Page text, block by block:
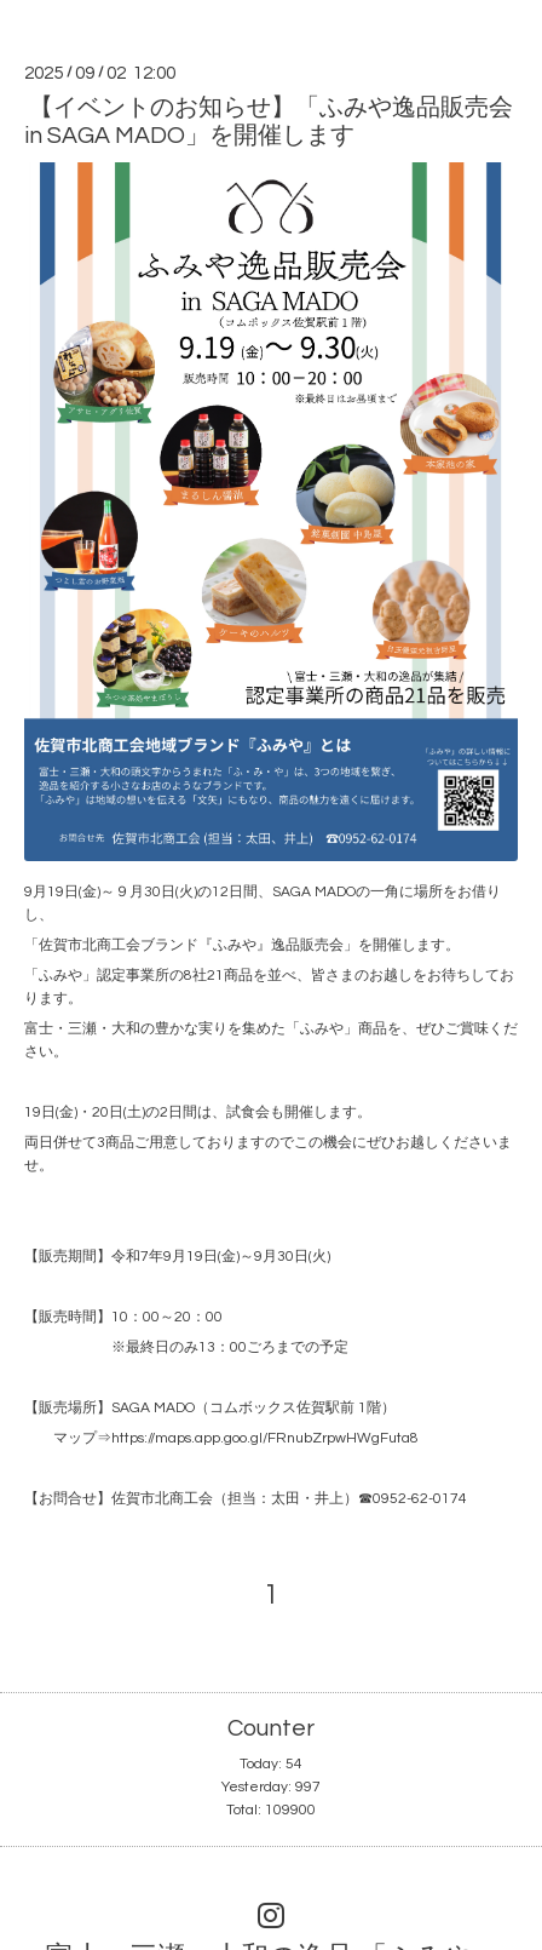
2025 /09 /02 12:00
【イベントのお知らせ】「ふみや逸品販売会
in SAGA MADO」を開催します
9月19日(金)～９月30日(火)の12日間、SAGA MADOの一角に場所をお借り
し、
「佐賀市北商工会ブランド『ふみや』逸品販売会」を開催します。
「ふみや」認定事業所の8社21商品を並べ、皆さまのお越しをお待ちしてお
ります。
富士・三瀬・大和の豊かな実りを集めた「ふみや」商品を、ぜひご賞味くだ
さい。
19日(金)・20日(土)の2日間は、試食会も開催します。
両日併せて3商品ご用意しておりますのでこの機会にぜひお越しくださいま
せ。
【販売期間】令和7年9月19日(金)～9月30日(火)
【販売時間】10：00～20：00
※最終日のみ13：00ごろまでの予定
【販売場所】SAGA MADO（コムボックス佐賀駅前 1階）
マップ⇒https://maps.app.goo.gl/FRnubZrpwHWgFuta8
【お問合せ】佐賀市北商工会（担当：太田・井上）☎0952-62-0174
1
Counter
Today: 54
Yesterday: 997
Total: 109900